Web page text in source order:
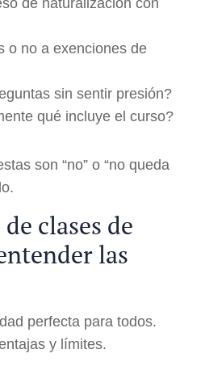
o no a exenciones de
sin sentir presión?
qué incluye el curso?
son “no” o “no queda
clases de
las
perfecta para todos.
y límites.